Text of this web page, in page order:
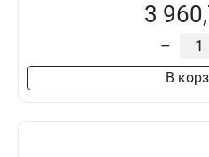
3
–
В